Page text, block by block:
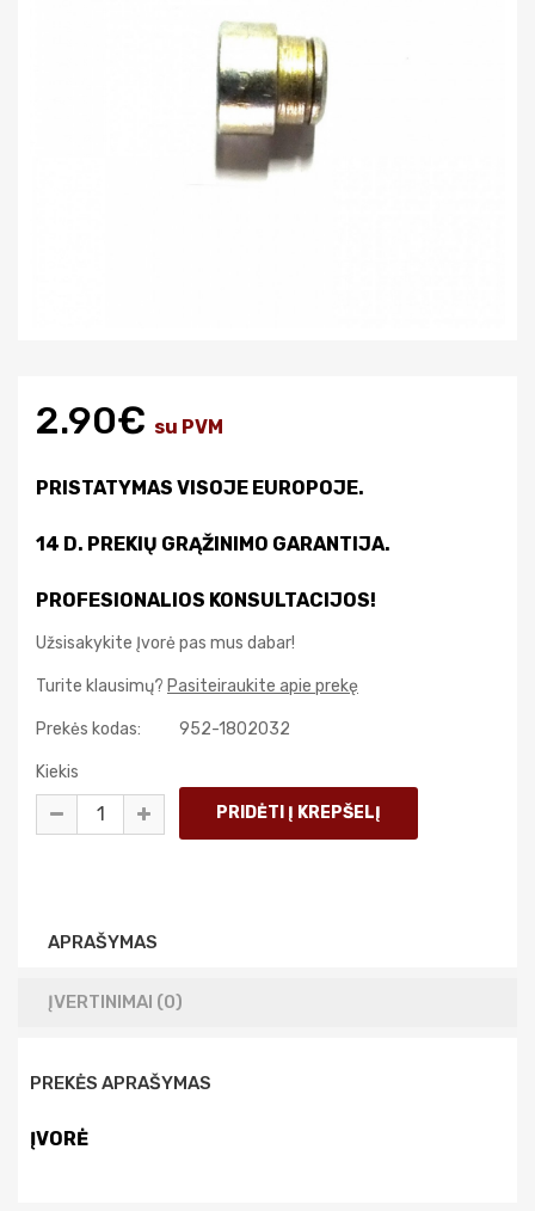
2.90€ su PVM
PRISTATYMAS VISOJE EUROPOJE.
14 D. PREKIŲ GRĄŽINIMO GARANTIJA.
PROFESIONALIOS KONSULTACIJOS!
Užsisakykite Įvorė pas mus dabar!
Turite klausimų? Pasiteiraukite apie prekę
Prekės kodas: 952-1802032
Kiekis
APRAŠYMAS
ĮVERTINIMAI (0)
PREKĖS APRAŠYMAS
ĮVORĖ